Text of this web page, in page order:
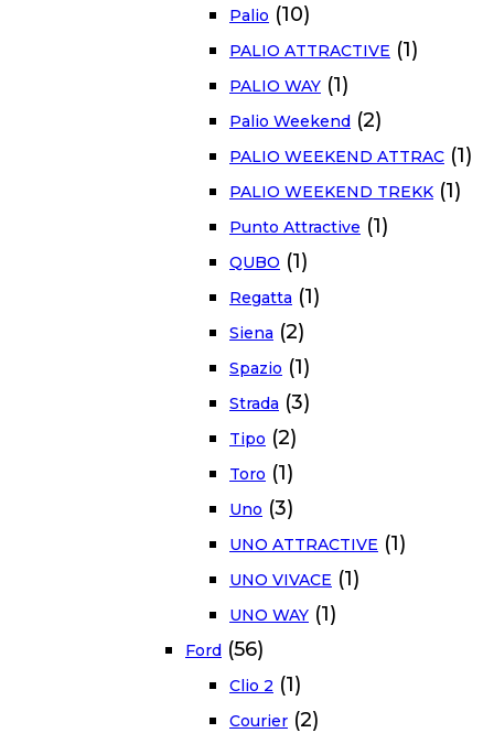
Palio (10)
PALIO ATTRACTIVE (1)
PALIO WAY (1)
Palio Weekend (2)
PALIO WEEKEND ATTRAC (1)
PALIO WEEKEND TREKK (1)
Punto Attractive (1)
QUBO (1)
Regatta (1)
Siena (2)
Spazio (1)
Strada (3)
Tipo (2)
Toro (1)
Uno (3)
UNO ATTRACTIVE (1)
UNO VIVACE (1)
UNO WAY (1)
Ford (56)
Clio 2 (1)
Courier (2)